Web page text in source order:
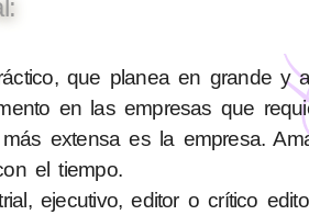
que planea en grande y
en las empresas que
extensa es la empresa.
el tiempo.
ejecutivo, editor o crítico